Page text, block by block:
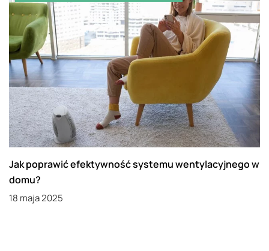
Jak poprawić efektywność systemu wentylacyjnego w
domu?
18 maja 2025